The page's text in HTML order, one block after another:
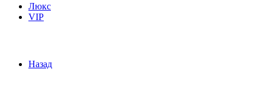
Люкс
VIP
Назад